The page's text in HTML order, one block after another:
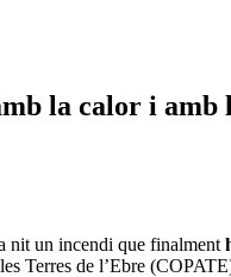
la calor i amb
nit un incendi que finalment
Terres de l’Ebre